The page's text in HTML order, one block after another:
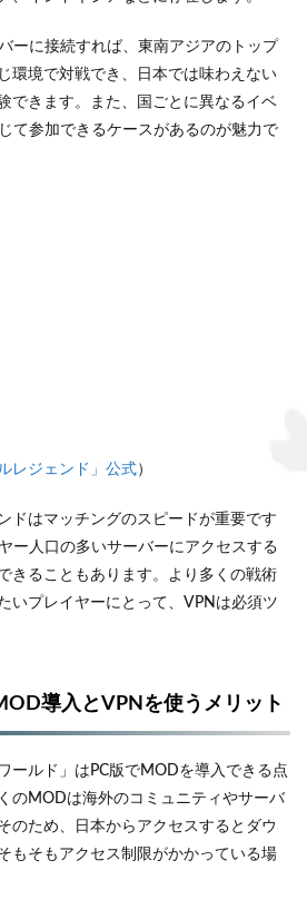
ーに接続すれば、東南アジアのトップ
環境で対戦でき、日本では味わえない
できます。また、国ごとに異なるイベ
て参加できるケースがあるのが魅力で
レジェンド」公式）
ドはマッチングのスピードが重要です
ー人口の多いサーバーにアクセスする
きることもあります。より多くの戦術
いプレイヤーにとって、VPNは必須ツ
導入とVPNを使うメリット
ールド」はPC版でMODを導入できる点
のMODは海外のコミュニティやサーバ
のため、日本からアクセスするとダウ
もそもアクセス制限がかかっている場